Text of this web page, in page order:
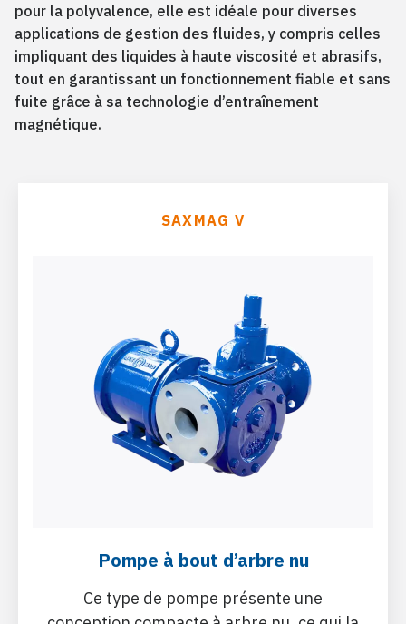
pour la polyvalence, elle est idéale pour diverses
applications de gestion des fluides, y compris celles
impliquant des liquides à haute viscosité et abrasifs,
tout en garantissant un fonctionnement fiable et sans
fuite grâce à sa technologie d’entraînement
magnétique.
SAXMAG V
Pompe à bout d’arbre nu
Ce type de pompe présente une